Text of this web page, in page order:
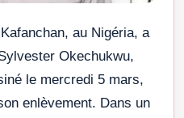
au Nigéria, a
Okechukwu,
le mercredi 5 mars,
enlèvement. Dans un